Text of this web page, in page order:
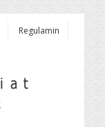
Regulamin